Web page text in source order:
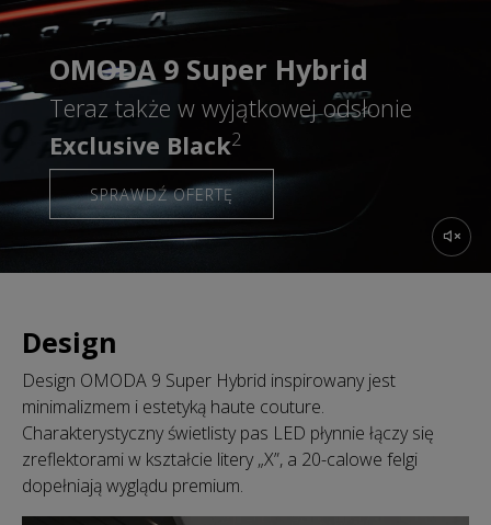
OMODA 9 Super Hybrid
Teraz także w wyjątkowej odsłonie
Exclusive Black2
SPRAWDŹ OFERTĘ
Design
Design OMODA 9 Super Hybrid inspirowany jest
minimalizmem i estetyką haute couture.
Charakterystyczny świetlisty pas LED płynnie łączy się
zreflektorami w kształcie litery „X”, a 20-calowe felgi
dopełniają wyglądu premium.